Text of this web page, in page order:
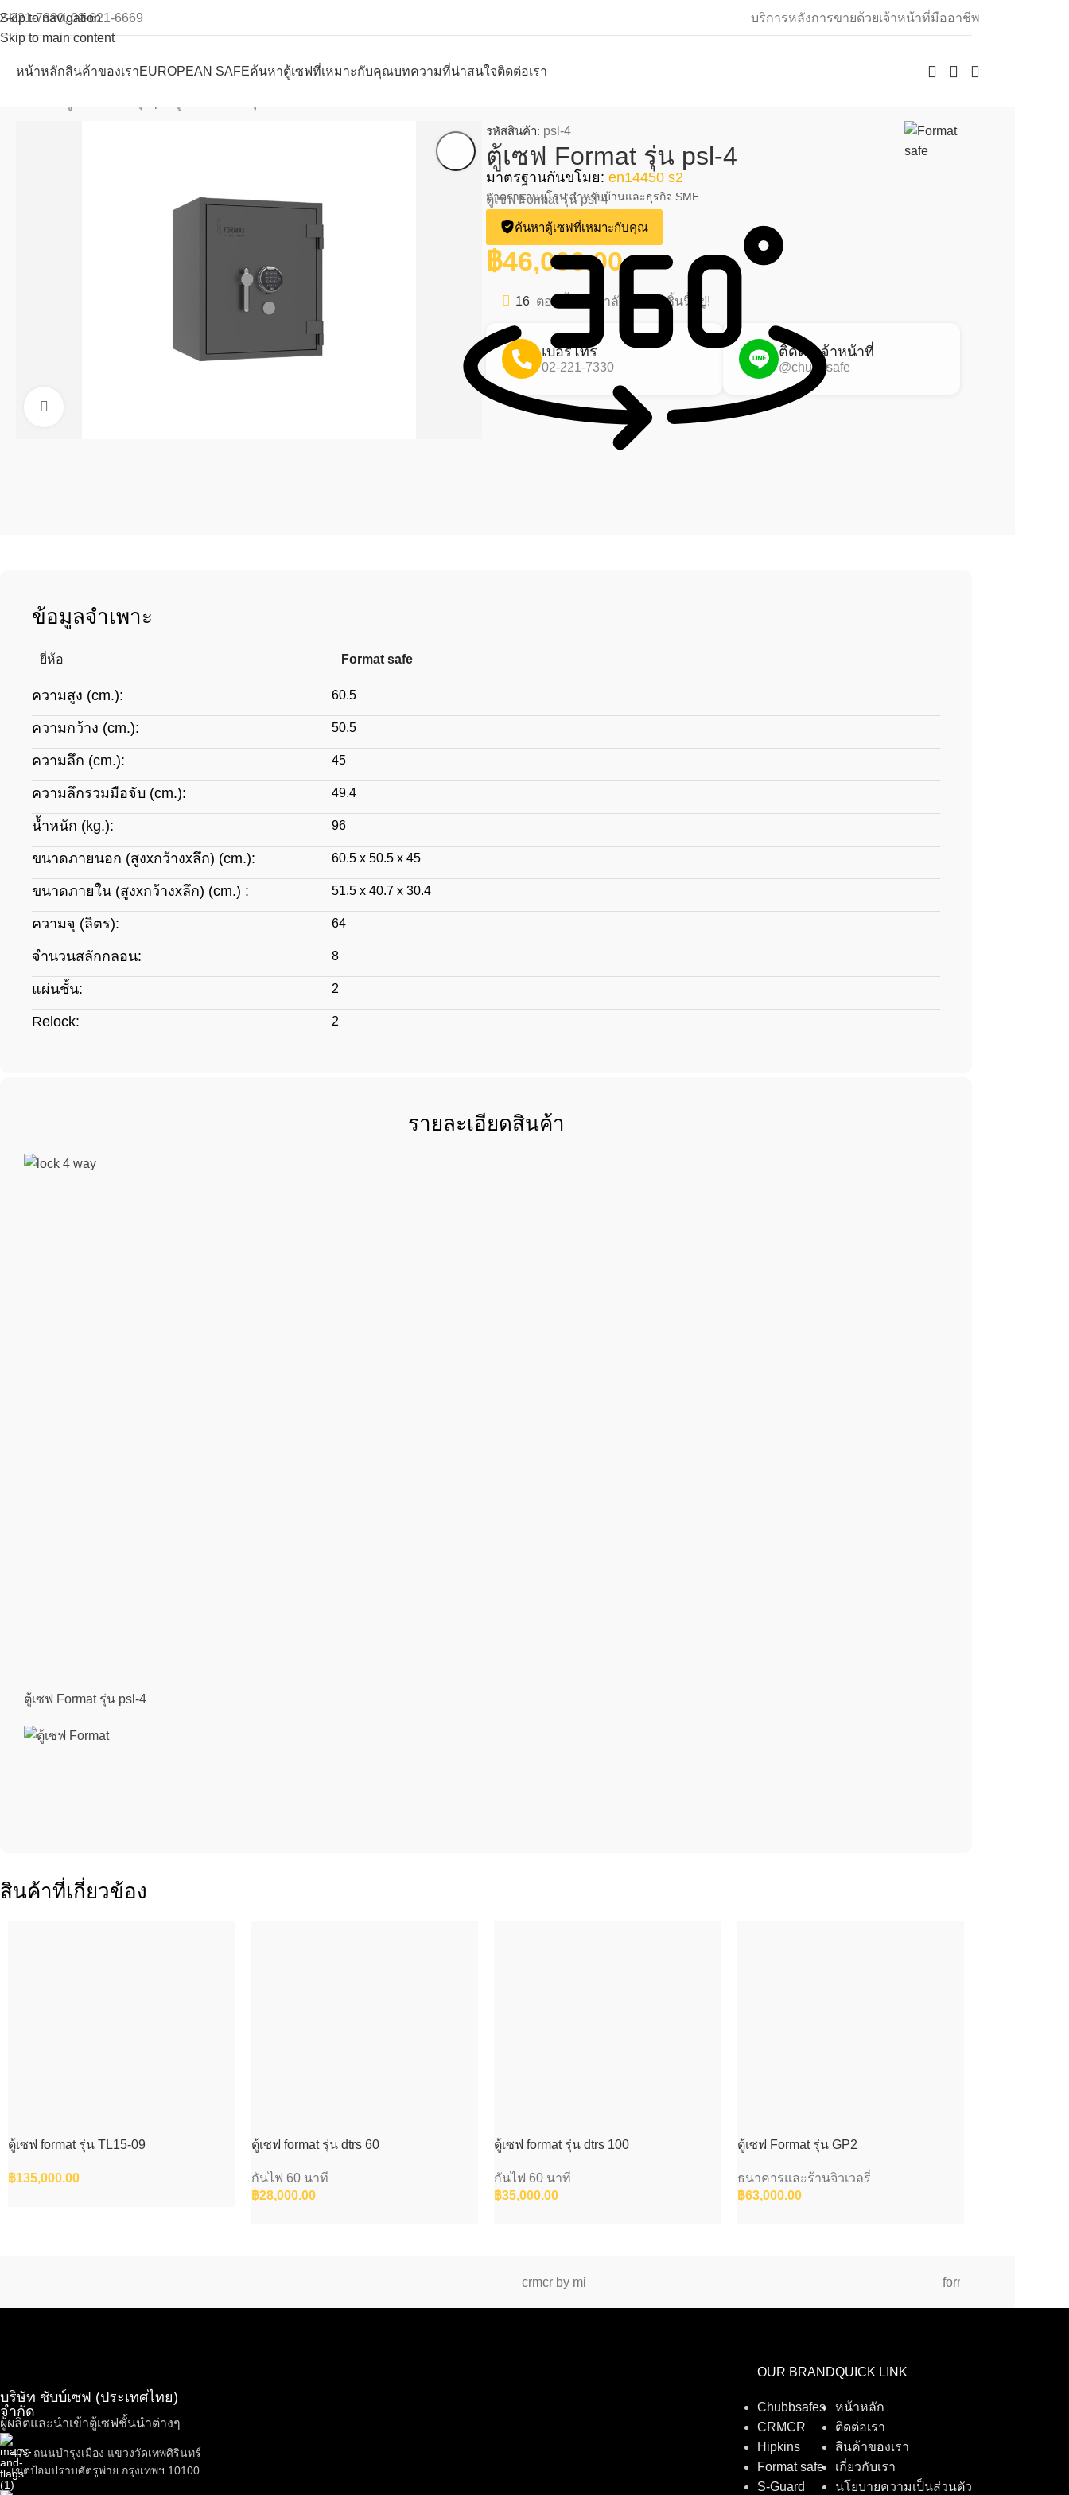
Skip to navigation
Skip to main content
221-7330, 02-621-6669 บริการหลังการขายด้วยเจ้าหน้าที่มืออาชีพ
หน้าหลักสินค้าของเราEUROPEAN SAFEค้นหาตู้เซฟที่เหมาะกับคุณบทความที่น่าสนใจติดต่อเรา
รหัสสินค้า: psl-4
ตู้เซฟ Format รุ่น psl-4
มาตรฐานกันขโมย: en14450 s2
มาตราฐานยุโรป สำหรับบ้านและธุรกิจ SME
ตู้เซฟ Format รุ่น psl-4
ค้นหาตู้เซฟที่เหมาะกับคุณ
฿46,000.00
16 ตอนนี้มีคนกำลังดูสินค้าชิ้นนี้อยู่!
เบอร์โทร
02-221-7330
ติดต่อเจ้าหน้าที่
@chubbsafe
ข้อมูลจำเพาะ
ยี่ห้อ Format safe
ความสูง (cm.): 60.5
ความกว้าง (cm.): 50.5
ความลึก (cm.): 45
ความลึกรวมมือจับ (cm.): 49.4
น้ำหนัก (kg.): 96
ขนาดภายนอก (สูงxกว้างxลึก) (cm.): 60.5 x 50.5 x 45
ขนาดภายใน (สูงxกว้างxลึก) (cm.) : 51.5 x 40.7 x 30.4
ความจุ (ลิตร): 64
จำนวนสลักกลอน: 8
แผ่นชั้น: 2
Relock: 2
รายละเอียดสินค้า
ตู้เซฟ Format รุ่น psl-4
สินค้าที่เกี่ยวข้อง
ตู้เซฟ format รุ่น TL15-09
฿135,000.00
ตู้เซฟ format รุ่น dtrs 60
กันไฟ 60 นาที
฿28,000.00
ตู้เซฟ format รุ่น dtrs 100
กันไฟ 60 นาที
฿35,000.00
ตู้เซฟ Format รุ่น GP2
ธนาคารและร้านจิวเวลรี่
฿63,000.00
crmcr by mi format
บริษัท ชับบ์เซฟ (ประเทศไทย)
จำกัด
ผู้ผลิตและนำเข้าตู้เซฟชั้นนำต่างๆ
470 ถนนบำรุงเมือง แขวงวัดเทพศิรินทร์
เขตป้อมปราบศัตรูพ่าย กรุงเทพฯ 10100
OUR BRAND
Chubbsafes
CRMCR
Hipkins
Format safe
S-Guard
QUICK LINK
หน้าหลัก
ติดต่อเรา
สินค้าของเรา
เกี่ยวกับเรา
นโยบายความเป็นส่วนตัว